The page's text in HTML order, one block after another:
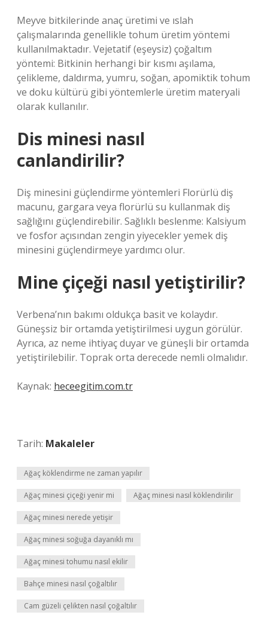
Meyve bitkilerinde anaç üretimi ve ıslah
çalışmalarında genellikle tohum üretim yöntemi
kullanılmaktadır. Vejetatif (eşeysiz) çoğaltım
yöntemi: Bitkinin herhangi bir kısmı aşılama,
çelikleme, daldırma, yumru, soğan, apomiktik tohum
ve doku kültürü gibi yöntemlerle üretim materyali
olarak kullanılır.
Dis minesi nasıl
canlandirilir?
Diş minesini güçlendirme yöntemleri Florürlü diş
macunu, gargara veya florürlü su kullanmak diş
sağlığını güçlendirebilir. Sağlıklı beslenme: Kalsiyum
ve fosfor açısından zengin yiyecekler yemek diş
minesini güçlendirmeye yardımcı olur.
Mine çiçeği nasıl yetiştirilir?
Verbena’nın bakımı oldukça basit ve kolaydır.
Güneşsiz bir ortamda yetiştirilmesi uygun görülür.
Ayrıca, az neme ihtiyaç duyar ve güneşli bir ortamda
yetiştirilebilir. Toprak orta derecede nemli olmalıdır.
Kaynak: heceegitim.com.tr
Tarih: Makaleler
Ağaç köklendirme ne zaman yapılır
Ağaç minesi çiçeği yenir mi Ağaç minesi nasıl köklendirilir
Ağaç minesi nerede yetişir
Ağaç minesi soğuğa dayanıklı mı
Ağaç minesi tohumu nasıl ekilir
Bahçe minesi nasıl çoğaltılır
Cam güzeli çelikten nasıl çoğaltılır